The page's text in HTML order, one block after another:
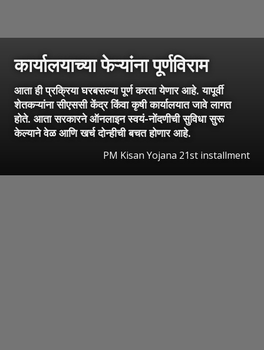
कार्यालयाच्या फेऱ्यांना पूर्णविराम
आता ही प्रक्रिया घरबसल्या पूर्ण करता येणार आहे. यापूर्वी
शेतकऱ्यांना सीएससी केंद्र किंवा कृषी कार्यालयात जावे लागत
होते. आता सरकारने ऑनलाइन स्वयं-नोंदणीची सुविधा सुरू
केल्याने वेळ आणि खर्च दोन्हीची बचत होणार आहे.
PM Kisan Yojana 21st installment